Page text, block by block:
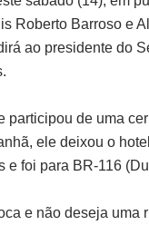
Roberto Barroso e
ao presidente do
participou de uma
ele deixou o
foi para BR-116
e não deseja